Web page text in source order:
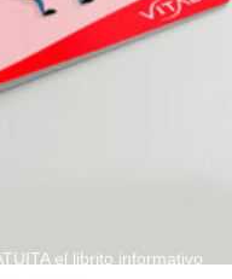
el librito informativo